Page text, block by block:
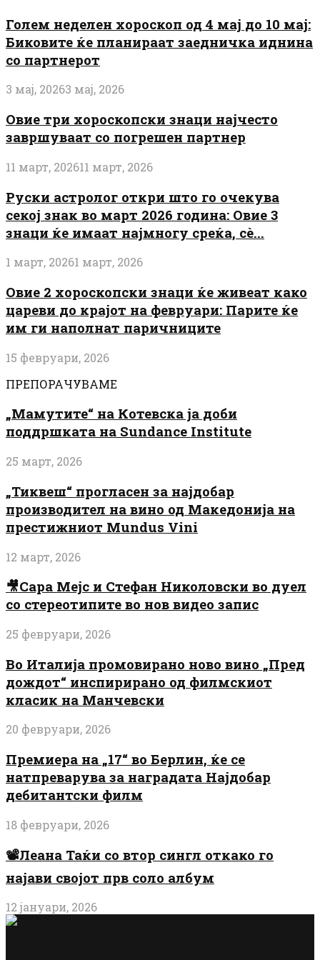
Голем неделен хороскоп од 4 мај до 10 мај:
Биковите ќе планираат заедничка иднина
со партнерот
3 мај, 20263 мај, 2026
Овие три хороскопски знаци најчесто
завршуваат со погрешен партнер
11 март, 202611 март, 2026
Руски астролог откри што го очекува
секој знак во март 2026 година: Овие 3
знаци ќе имаат најмногу среќа, сè...
1 март, 20261 март, 2026
Овие 2 хороскопски знаци ќе живеат како
цареви до крајот на февруари: Парите ќе
им ги наполнат паричниците
15 февруари, 2026
ПРЕПОРАЧУВАМЕ
„Мамутите“ на Котевска ја доби
поддршката на Sundance Institute
25 март, 2026
„Тиквеш“ прогласен за најдобар
производител на вино од Македонија на
престижниот Mundus Vini
12 март, 2026
🎥Сара Мејс и Стефан Николовски во дуел
со стереотипите во нов видео запис
25 февруари, 2026
Во Италија промовирано ново вино „Пред
дождот“ инспирирано од филмскиот
класик на Манчевски
20 февруари, 2026
Премиера на „17“ во Берлин, ќе се
натпреварува за наградата Најдобар
дебитантски филм
18 февруари, 2026
📽️Леана Таќи со втор сингл откако го
најави својот прв соло албум
12 јануари, 2026